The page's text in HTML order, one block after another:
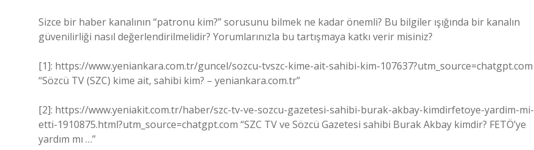
Sizce bir haber kanalının “patronu kim?” sorusunu bilmek ne kadar önemli? Bu bilgiler ışığında bir kanalın
güvenilirliği nasıl değerlendirilmelidir? Yorumlarınızla bu tartışmaya katkı verir misiniz?
[1]: https://www.yeniankara.com.tr/guncel/sozcu-tvszc-kime-ait-sahibi-kim-107637?utm_source=chatgpt.com
“Sözcü TV (SZC) kime ait, sahibi kim? – yeniankara.com.tr”
[2]: https://www.yeniakit.com.tr/haber/szc-tv-ve-sozcu-gazetesi-sahibi-burak-akbay-kimdirfetoye-yardim-mi-
etti-1910875.html?utm_source=chatgpt.com “SZC TV ve Sözcü Gazetesi sahibi Burak Akbay kimdir? FETÖ’ye
yardım mı …”